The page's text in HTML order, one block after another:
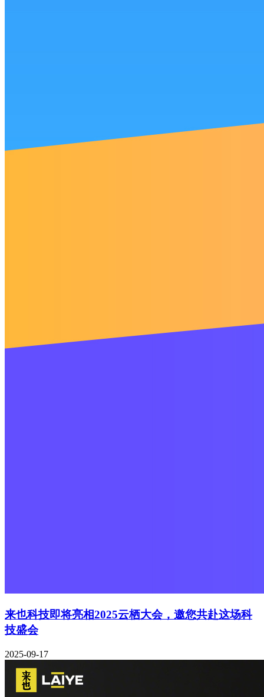
来也科技即将亮相2025云栖大会，邀您共赴这场科
技盛会
2025-09-17